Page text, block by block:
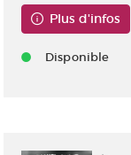
Plus d'infos
Disponible